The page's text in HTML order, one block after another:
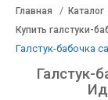
Главная
Каталог
Купить галстуки-
Галстук-бабочка
Галстук-